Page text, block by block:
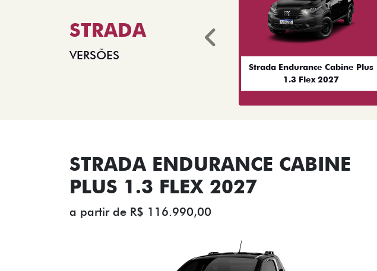
STRADA
VERSÕES
Strada Endurance Cabine Plus
1.3 Flex 2027
Anterior
STRADA ENDURANCE CABINE
PLUS 1.3 FLEX 2027
a partir de R$ 116.990,00